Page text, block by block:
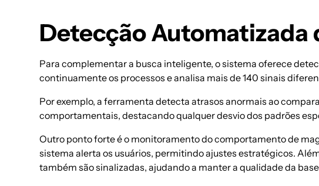
Detecção Automatizada
Para complementar a busca inteligente, o sistema oferece
continuamente os processos e analisa mais de 140 sinais
Por exemplo, a ferramenta detecta atrasos anormais ao
comportamentais, destacando qualquer desvio dos padrões
Outro ponto forte é o monitoramento do comportamento de
sistema alerta os usuários, permitindo ajustes estratégicos.
também são sinalizadas, ajudando a manter a qualidade da